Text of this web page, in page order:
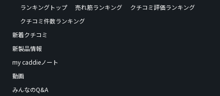
ランキングトップ
売れ筋ランキング
クチコミ評価ランキング
クチコミ件数ランキング
新着クチコミ
新製品情報
my caddieノート
動画
みんなのQ&A